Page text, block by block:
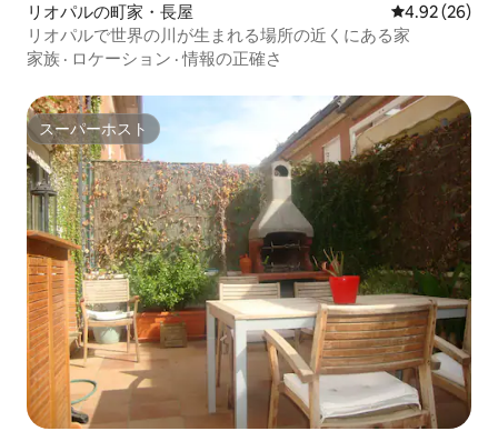
リオパルの町家・長屋 レビュー26
4.92 (26)
リオパルで世界の川が生まれる場所の近くにある家
家族 · ロケーション ·情報の正確さ
スーパーホスト
スーパーホスト